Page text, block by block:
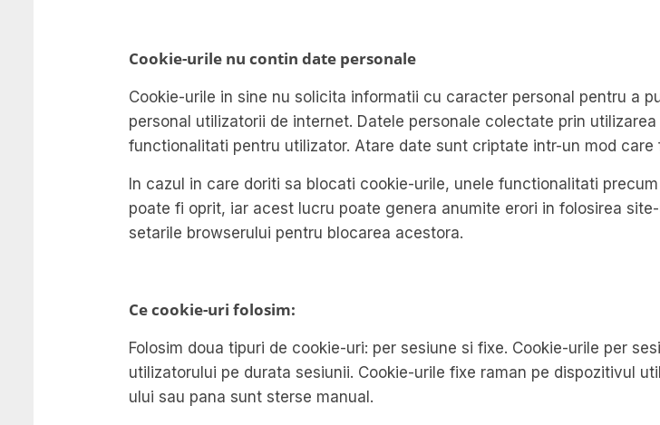
Cookie-urile nu contin date personale
Cookie-urile in sine nu solicita informatii cu caracter personal pentru a
personal utilizatorii de internet. Datele personale colectate prin
functionalitati pentru utilizator. Atare date sunt criptate intr-un mod
In cazul in care doriti sa blocati cookie-urile, unele functionalitati
poate fi oprit, iar acest lucru poate genera anumite erori in folosirea
setarile browserului pentru blocarea acestora.
Ce cookie-uri folosim:
Folosim doua tipuri de cookie-uri: per sesiune si fixe. Cookie-urile per
utilizatorului pe durata sesiunii. Cookie-urile fixe raman pe dispozitivul
ului sau pana sunt sterse manual.